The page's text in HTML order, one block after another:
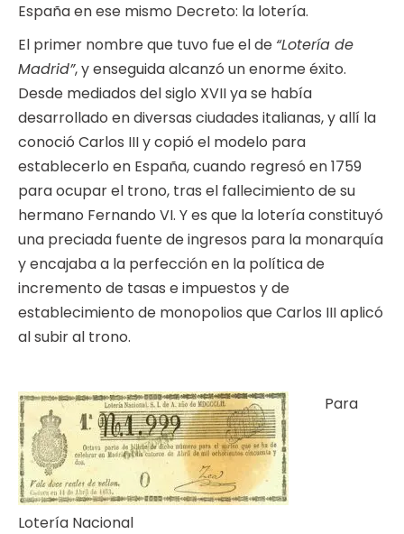
España en ese mismo Decreto: la lotería.
El primer nombre que tuvo fue el de “Lotería de
Madrid”, y enseguida alcanzó un enorme éxito.
Desde mediados del siglo XVII ya se había
desarrollado en diversas ciudades italianas, y allí la
conoció Carlos III y copió el modelo para
establecerlo en España, cuando regresó en 1759
para ocupar el trono, tras el fallecimiento de su
hermano Fernando VI. Y es que la lotería constituyó
una preciada fuente de ingresos para la monarquía
y encajaba a la perfección en la política de
incremento de tasas e impuestos y de
establecimiento de monopolios que Carlos III aplicó
al subir al trono.
Lotería Nacional
Para